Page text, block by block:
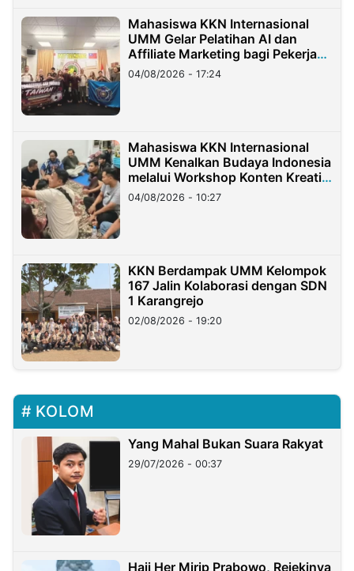
Mahasiswa KKN Internasional
UMM Gelar Pelatihan AI dan
Affiliate Marketing bagi Pekerja
Migran Indonesia di Taiwan
04/08/2026 - 17:24
Mahasiswa KKN Internasional
UMM Kenalkan Budaya Indonesia
melalui Workshop Konten Kreatif
di Taiwan
04/08/2026 - 10:27
KKN Berdampak UMM Kelompok
167 Jalin Kolaborasi dengan SDN
1 Karangrejo
02/08/2026 - 19:20
KOLOM
Yang Mahal Bukan Suara Rakyat
29/07/2026 - 00:37
Haji Her Mirip Prabowo, Rejekinya